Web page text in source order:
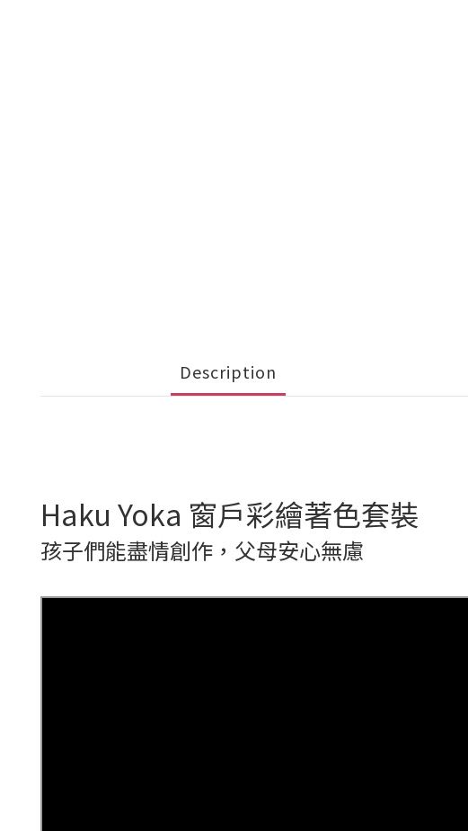
Description
Haku Yoka 窗戶彩繪著色套裝
孩子們能盡情創作，父母安心無慮